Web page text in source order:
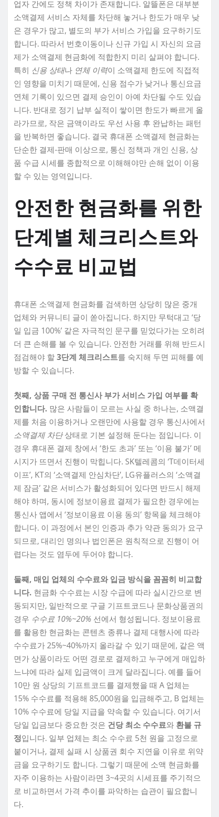
업자 간에도 정책 차이가 존재합니다. 알뜰폰은 대부분
소액결제 서비스 자체를 차단해 놓거나 한도가 매우 낮
은 경우가 많고, 별도의 부가 서비스 가입을 요구하기도
합니다. 따라서 번호이동이나 신규 가입 시 자신의 요금
제가 소액결제 현금화에 적합한지 미리 살펴야 합니다.
특히 신용 상태나 연체 이력이 소액결제 한도에 직접적
인 영향을 미치기 때문에, 신용 점수가 낮거나 통신요금
연체 기록이 있으면 결제 승인이 아예 차단될 수도 있습
니다. 반대로 정기 납부 실적이 쌓이면 한도가 빠르게 올
라가므로, 작은 금액이라도 우선 사용 후 완납하는 패턴
을 반복하면 좋습니다. 결국 휴대폰 소액결제 현금화는
단순한 결제-판매 이상으로, 통신 정책과 개인 신용, 상
품 수급 시세를 종합적으로 이해해야만 손해 없이 이용
할 수 있는 영역입니다.
안전한 현금화를 위한
단계별 체크리스트와
수수료 비교법
휴대폰 소액결제 현금화를 검색하면 상당히 많은 중개
업체와 커뮤니티 글이 쏟아집니다. 하지만 무턱대고 ‘당
일 입금 100%’ 같은 자극적인 문구를 믿었다가는 오히려
더 큰 손해를 볼 수 있습니다. 안전한 거래를 위해 반드시
점검해야 할3단계 체크리스트를 숙지해 두면 피해를 예
방할 수 있습니다.
첫째, 상품 구매 전 통신사 부가 서비스 가입 여부를 확
인합니다. 많은 사람들이 모르는 사실 중 하나는, 소액결
제를 처음 이용하거나 오랜만에 사용할 경우 통신사에서
소액결제 차단상태로 기본 설정해 둔다는 점입니다. 이
경우 휴대폰 결제 창에서 ‘한도 초과’ 또는 ‘이용 불가’ 메
시지가 뜨면서 진행이 막힙니다. SK텔레콤의 ‘T데이터세
이프’, KT의 ‘소액결제 안심차단’, LG유플러스의 ‘소액결
제 잠금’ 같은 서비스가 활성화되어 있다면 반드시 해제
해야 하며, 동시에 정보이용료 결제가 필요한 경우에는
통신사 앱에서 ‘정보이용료 이용 동의’ 항목을 체크해야
합니다. 이 과정에서 본인 인증과 추가 약관 동의가 요구
되므로, 대리인 명의나 법인폰은 원칙적으로 진행이 어
렵다는 것도 염두에 두어야 합니다.
둘째, 매입 업체의 수수료와 입금 방식을 꼼꼼히 비교합
니다. 현금화 수수료는 시장 수급에 따라 실시간으로 변
동되지만, 일반적으로 구글 기프트코드나 문화상품권의
경우 수수료 10%~20% 선에서 형성됩니다. 정보이용료
를 활용한 현금화는 콘텐츠 종류나 결제 대행사에 따라
수수료가 25%~40%까지 올라갈 수 있기 때문에, 같은 액
면가 상품이라도 어떤 경로로 결제하고 누구에게 매입하
느냐에 따라 실제 입금액이 크게 달라집니다. 예를 들어
10만 원 상당의 기프트코드를 결제했을 때 A 업체는
15% 수수료를 적용해 85,000원을 입금해주고, B 업체는
10% 수수료에 당일 지급을 약속할 수 있습니다. 여기서
당일 입금보다 중요한 것은 건당 최소 수수료와 환불 규
정입니다. 일부 업체는 최소 수수료 5천 원을 고정으로
붙이거나, 결제 실패 시 상품권 회수 지연을 이유로 위약
금을 요구하기도 합니다. 그렇기 때문에 소액 현금화를
자주 이용하는 사람이라면 3~4곳의 시세표를 주기적으
로 비교하면서 가격 추이를 파악하는 습관이 필요합니
다.